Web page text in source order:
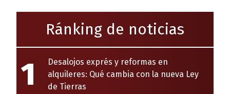
Ránking de noticias
1
Desalojos exprés y reformas en
alquileres: Qué cambia con la nueva Ley
de Tierras